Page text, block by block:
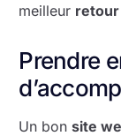
meilleur
Prendre
Un bonsite